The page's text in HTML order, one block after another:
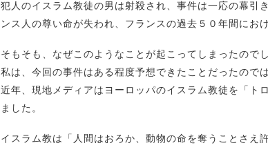
犯人のイスラム教徒の男は射殺され、事件は一応の幕引
ンス人の尊い命が失われ、フランスの過去５０年間にお
そもそも、なぜこのようなことが起こってしまったので
私は、今回の事件はある程度予想できたことだったので
近年、現地メディアはヨーロッパのイスラム教徒を「ト
ました。
イスラム教は「人間はおろか、動物の命を奪うことさえ